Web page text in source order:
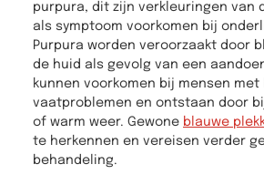
purpura, dit zijn verkleuringen van
als symptoom voorkomen bij
Purpura worden veroorzaakt door
de huid als gevolg van een
kunnen voorkomen bij mensen
vaatproblemen en ontstaan door
of warm weer. Gewone blauwe
te herkennen en vereisen verder
behandeling.